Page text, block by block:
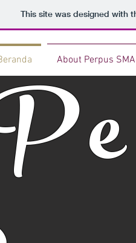
This site was designed with
About Perpus